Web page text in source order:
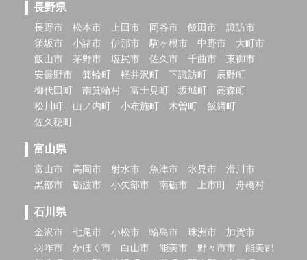
長野県
長野市 松本市 上田市 岡谷市 飯田市
諏訪市
須坂市
小諸市 伊那市 駒ヶ根市 中野市
大町市
飯山市
茅野市 塩尻市 佐久市 千曲市
東御市
安曇野市
箕輪町 軽井沢町 下諏訪町
辰野町
御代田町
南箕輪村 富士見町 坂城町
高森町
松川町
山ノ内町 小布施町 木曽町
飯綱町
佐久穂町
富山県
富山市 高岡市 射水市 魚津市 氷見市
滑川市
黒部市
砺波市 小矢部市 南砺市 上市町 舟橋村
石川県
金沢市 七尾市 小松市 輪島市 珠洲市
加賀市
羽咋市
かほく市 白山市 能美市 野々市市
能美郡